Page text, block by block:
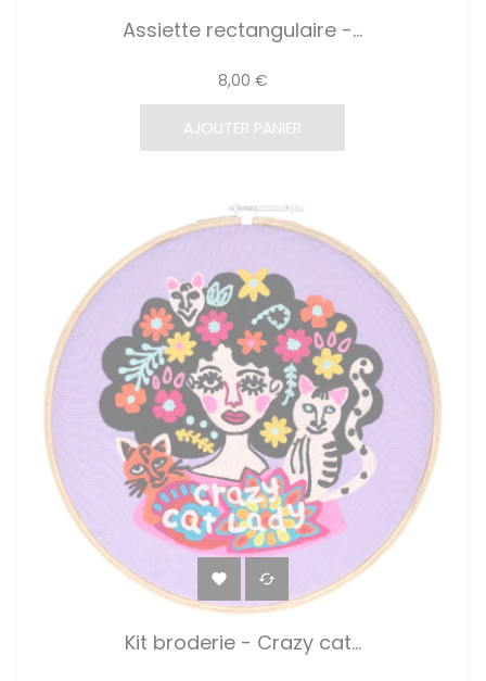
Assiette rectangulaire -...
8,00 €
AJOUTER PANIER
 
Kit broderie - Crazy cat...